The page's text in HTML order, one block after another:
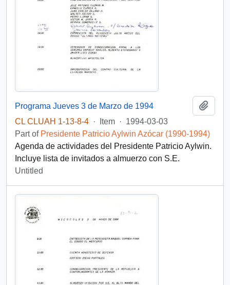
Programa Jueves 3 de Marzo de 1994
CL CLUAH 1-13-8-4 · Item · 1994-03-03
Part of Presidente Patricio Aylwin Azócar (1990-1994)
Agenda de actividades del Presidente Patricio Aylwin.
Incluye lista de invitados a almuerzo con S.E.
Untitled